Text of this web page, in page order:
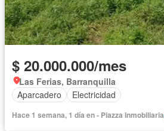
$ 20.000.000/mes
Las Ferias, Barranquilla
Aparcadero
Electricidad
Hace 1 semana, 1 día en - Piazza Inmobiliaria